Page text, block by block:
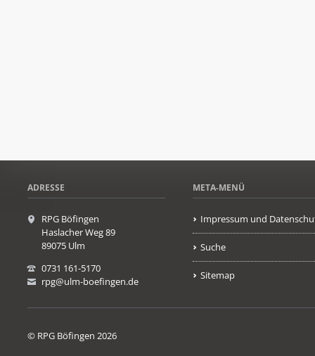
ADRESSE
RPG Böfingen
Haslacher Weg 89
89075 Ulm
0731 161-5170
rpg@ulm-boefingen.de
META-MENÜ
Impressum und
Suche
Sitemap
© RPG Böfingen 2026